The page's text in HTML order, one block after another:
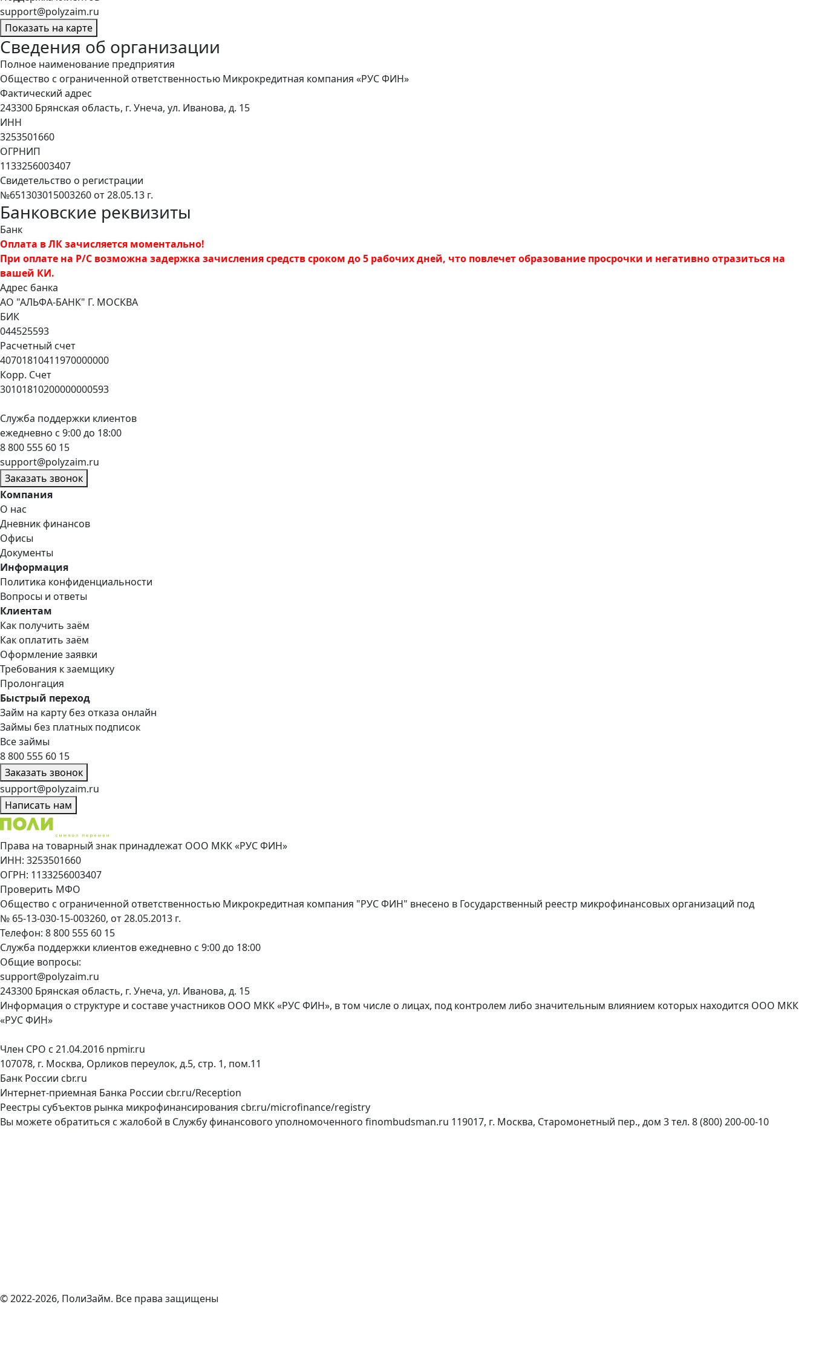
support@polyzaim.ru
Показать на карте
Сведения об организации
Полное наименование предприятия
Общество с ограниченной ответственностью Микрокредитная компания «РУС ФИН»
Фактический адрес
243300 Брянская область, г. Унеча, ул. Иванова, д. 15
ИНН
3253501660
ОГРНИП
1133256003407
Свидетельство о регистрации
№651303015003260 от 28.05.13 г.
Банковские реквизиты
Банк
Оплата в ЛК зачисляется моментально!
При оплате на Р/С возможна задержка зачисления средств сроком до 5 рабочих дней, что повлечет образование просрочки и негативно отразиться на
вашей КИ.
Адрес банка
АО "АЛЬФА-БАНК" Г. МОСКВА
БИК
044525593
Расчетный счет
40701810411970000000
Корр. Счет
30101810200000000593
Служба поддержки клиентов
ежедневно с 9:00 до 18:00
8 800 555 60 15
support@polyzaim.ru
Заказать звонок
Компания
О нас
Дневник финансов
Офисы
Документы
Информация
Политика конфиденциальности
Вопросы и ответы
Клиентам
Как получить заём
Как оплатить заём
Оформление заявки
Требования к заемщику
Пролонгация
Быстрый переход
Займ на карту без отказа онлайн
Займы без платных подписок
Все займы
8 800 555 60 15
Заказать звонок
support@polyzaim.ru
Написать нам
Права на товарный знак принадлежат ООО МКК «РУС ФИН»
ИНН: 3253501660
ОГРН: 1133256003407
Проверить МФО
Общество с ограниченной ответственностью Микрокредитная компания "РУС ФИН" внесено в Государственный реестр микрофинансовых организаций под
№ 65-13-030-15-003260, от 28.05.2013 г.
Телефон: 8 800 555 60 15
Служба поддержки клиентов ежедневно с 9:00 до 18:00
Общие вопросы:
support@polyzaim.ru
243300 Брянская область, г. Унеча, ул. Иванова, д. 15
Информация о структуре и составе участников ООО МКК «РУС ФИН», в том числе о лицах, под контролем либо значительным влиянием которых находится ООО МКК
«РУС ФИН»
Член СРО с 21.04.2016 npmir.ru
107078, г. Москва, Орликов переулок, д.5, стр. 1, пом.11
Банк России cbr.ru
Интернет-приемная Банка России cbr.ru/Reception
Реестры субъектов рынка микрофинансирования cbr.ru/microfinance/registry
Вы можете обратиться с жалобой в Службу финансового уполномоченного finombudsman.ru 119017, г. Москва, Старомонетный пер., дом 3 тел. 8 (800) 200-00-10
© 2022-2026, ПолиЗайм. Все права защищены